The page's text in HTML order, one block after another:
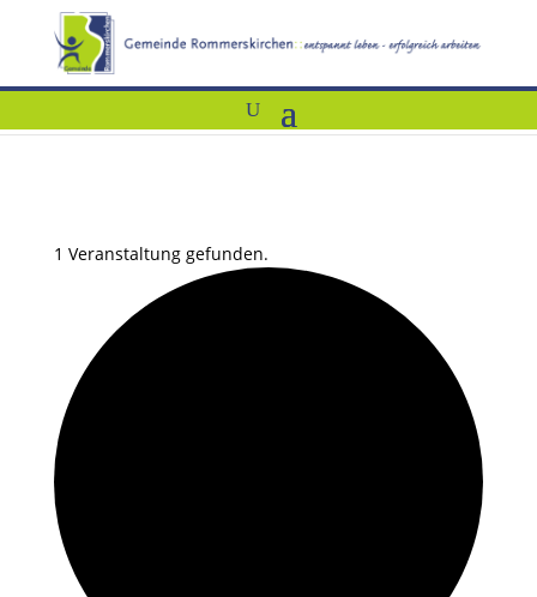
1 Veranstaltung gefunden.